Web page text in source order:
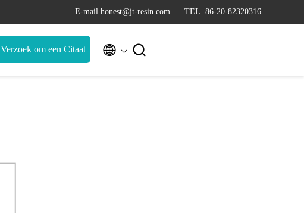
E-mail honest@jt-resin.com TEL. 86-20-82320316
Verzoek om een Citaat  